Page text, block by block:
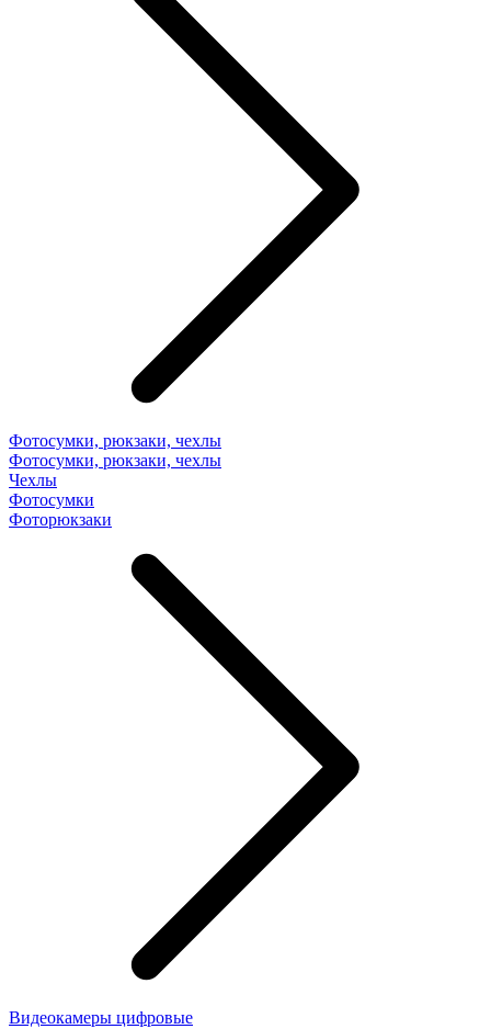
Фотосумки, рюкзаки, чехлы
Фотосумки, рюкзаки, чехлы
Чехлы
Фотосумки
Фоторюкзаки
Видеокамеры цифровые